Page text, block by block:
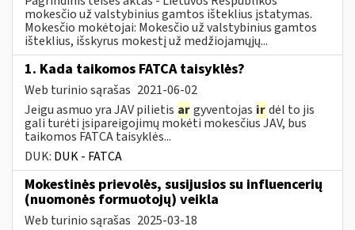
mokesčio už valstybinius gamtos išteklius įstatymas.
Mokesčio mokėtojai: Mokesčio už valstybinius gamtos
išteklius, išskyrus mokestį už medžiojamųjų...
1. Kada taikomos FATCA taisyklės?
Web turinio sąrašas 2021-06-02
Jeigu asmuo yra JAV pilietis argyventojas irdėl to jis
gali turėti įsipareigojimų mokėti mokesčius JAV, bus
taikomos FATCA taisyklės...
DUK: DUK - FATCA
Mokestinės prievolės, susijusios su influencerių
(nuomonės formuotojų) veikla
Web turinio sąrašas 2025-03-18